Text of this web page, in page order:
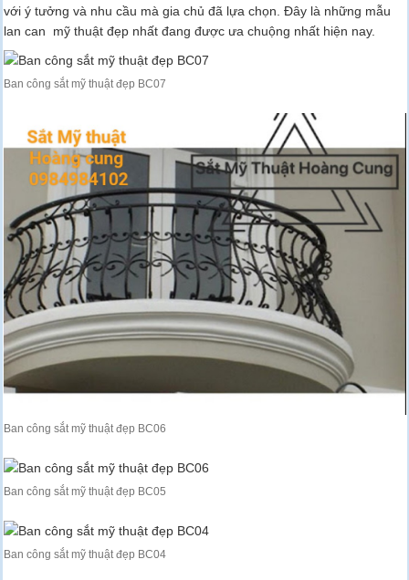
với ý tưởng và nhu cầu mà gia chủ đã lựa chọn. Đây là những mẫu
lan can mỹ thuật đẹp nhất đang được ưa chuộng nhất hiện nay.
Ban công sắt mỹ thuật đẹp BC07
Ban công sắt mỹ thuật đẹp BC06
Ban công sắt mỹ thuật đẹp BC05
Ban công sắt mỹ thuật đẹp BC04